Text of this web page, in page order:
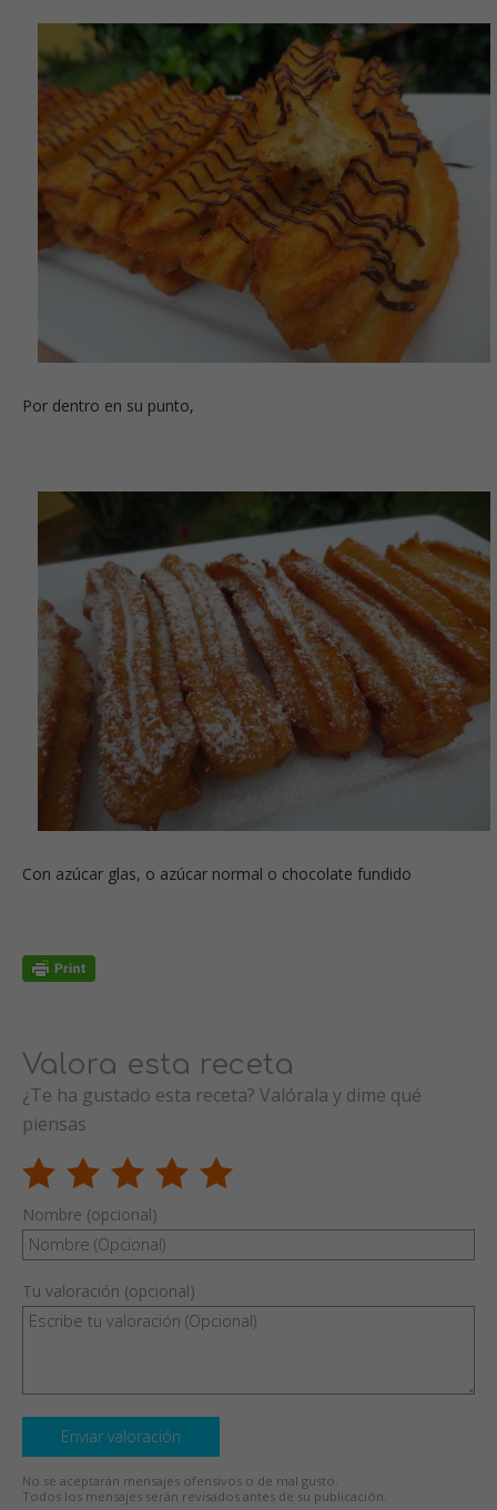
Por dentro en su punto,
Con azúcar glas, o azúcar normal o chocolate fundido
Valora esta receta
¿Te ha gustado esta receta? Valórala y dime qué
piensas
Nombre (opcional)
Tu valoración (opcional)
Enviar valoración
No se aceptarán mensajes ofensivos o de mal gusto.
Todos los mensajes serán revisados antes de su publicación.